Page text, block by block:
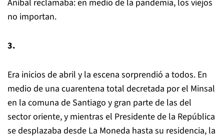
Aníbal reclamaba: en medio de la pandemia, los viejos
no importan.
3.
Era inicios de abril y la escena sorprendió a todos. En
medio de una cuarentena total decretada por el Minsal
en la comuna de Santiago y gran parte de las del
sector oriente, y mientras el Presidente de la República
se desplazaba desde La Moneda hasta su residencia, la